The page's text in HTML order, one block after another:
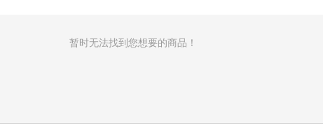
暂时无法找到您想要的商品！